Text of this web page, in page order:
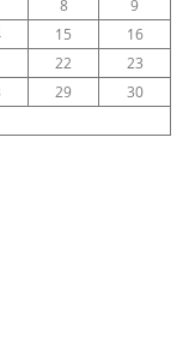
8
9
15
16
22
23
29
30